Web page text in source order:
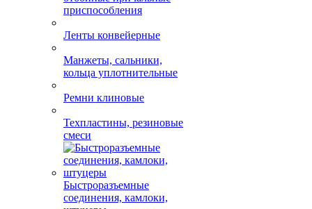
Дорожка автомобильная,
отбойные причальные
приспособления
Ленты конвейерные
Манжеты, сальники,
кольца уплотнительные
Ремни клиновые
Техпластины, резиновые
смеси